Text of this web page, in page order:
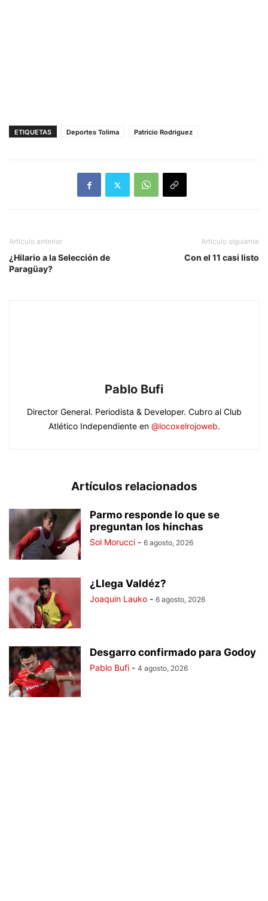
ETIQUETAS Deportes Tolima Patricio Rodriguez
Artículo anterior
¿Hilario a la Selección de
Paragüay?
Artículo siguiente
Con el 11 casi listo
Pablo Bufi
Director General. Periodista & Developer. Cubro al Club
Atlético Independiente en @locoxelrojoweb.
Artículos relacionados
Parmo responde lo que se
preguntan los hinchas
Sol Morucci - 6 agosto, 2026
¿Llega Valdéz?
Joaquin Lauko - 6 agosto, 2026
Desgarro confirmado para Godoy
Pablo Bufi - 4 agosto, 2026